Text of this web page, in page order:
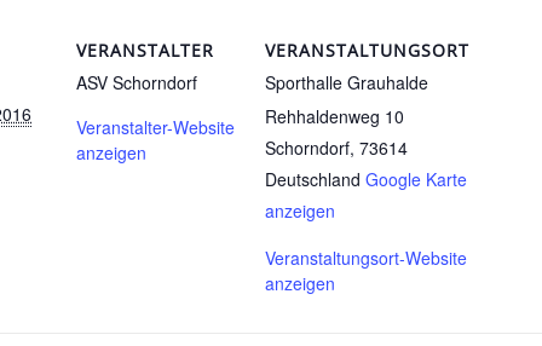
VERANSTALTER
ASV Schorndorf
Veranstalter-Website
anzeigen
VERANSTALTUNGSORT
Sporthalle Grauhalde
Rehhaldenweg 10
Schorndorf, 73614
Deutschland Google Karte
anzeigen
Veranstaltungsort-Website
anzeigen